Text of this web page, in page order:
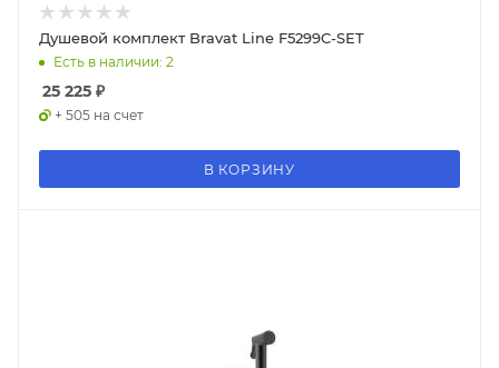
Душевой комплект Bravat Line F5299C-SET
Есть в наличии: 2
25 225 ₽
+ 505 на счет
В КОРЗИНУ